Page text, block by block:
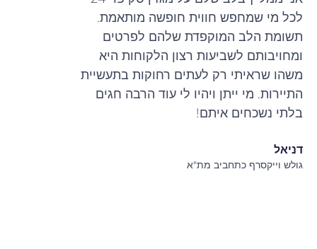
לכל מי שמחפש חווית חופשה מותאמת.
תשומת הלב המוקפדת שלהם לפרטים
ומחויבותם לשביעות רצון הלקוחות היא
משהו שראיתי רק לעתים רחוקות בתעשיית
התיירות. מי ייתן ויהיו לי עוד הרבה חגים
בלתי נשכחים איתם!
דניאל
גולש וייקסרף כתחביב מת"א